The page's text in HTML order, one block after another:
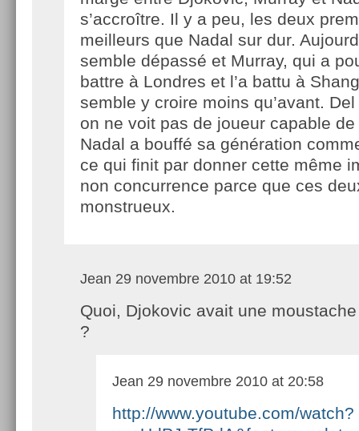
s’accroître. Il y a peu, les deux
meilleurs que Nadal sur dur.
semble dépassé et Murray, qui a
battre à Londres et l’a battu à
semble y croire moins qu’avant.
on ne voit pas de joueur capable
Nadal a bouffé sa génération
ce qui finit par donner cette même
non concurrence parce que ces
monstrueux.
Jean 29 novembre 2010 at 19:52
Quoi, Djokovic avait une
?
Jean 29 novembre 2010 at 20:58
http://www.youtube.com/watch?